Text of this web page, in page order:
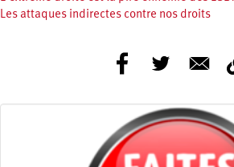
Les attaques indirectes contre nos droits